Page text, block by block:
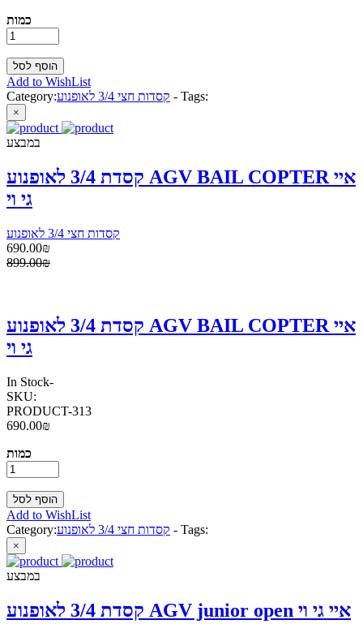
כמות
Add to WishList
Category:
קסדות חצי 3/4 לאופנוע - Tags:
×
במבצע
קסדת 3/4 לאופנוע AGV BAIL COPTER איי
גי וי
קסדות חצי 3/4 לאופנוע
690.00₪
899.00₪
קסדת 3/4 לאופנוע AGV BAIL COPTER איי
גי וי
In Stock-
SKU:
PRODUCT-313
690.00₪
כמות
Add to WishList
Category:
קסדות חצי 3/4 לאופנוע - Tags:
×
במבצע
קסדת 3/4 לאופנוע AGV junior open איי גי וי